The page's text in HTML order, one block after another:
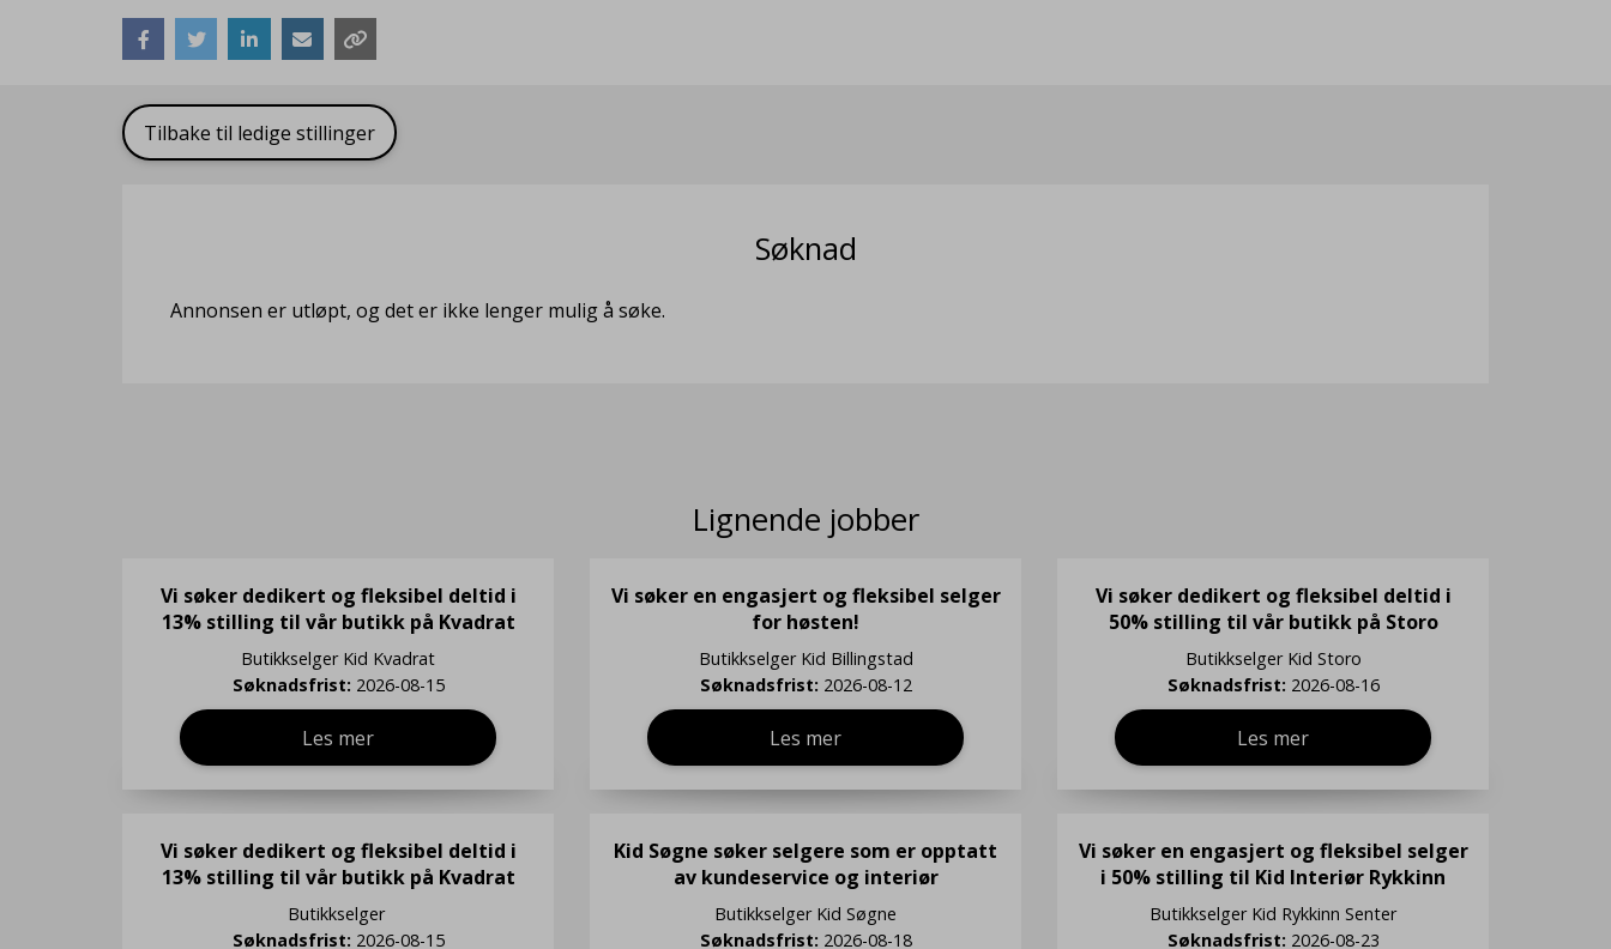
Tilbake til ledige stillinger
Søknad
Annonsen er utløpt, og det er ikke lenger mulig å søke.
Lignende jobber
Vi søker dedikert og fleksibel deltid i
13% stilling til vår butikk på Kvadrat
Butikkselger Kid Kvadrat
Søknadsfrist: 2026-08-15
Les mer
Vi søker en engasjert og fleksibel selger
for høsten!
Butikkselger Kid Billingstad
Søknadsfrist: 2026-08-12
Les mer
Vi søker dedikert og fleksibel deltid i
50% stilling til vår butikk på Storo
Butikkselger Kid Storo
Søknadsfrist: 2026-08-16
Les mer
Vi søker dedikert og fleksibel deltid i
13% stilling til vår butikk på Kvadrat
Butikkselger
Søknadsfrist: 2026-08-15
Kid Søgne søker selgere som er opptatt
av kundeservice og interiør
Butikkselger Kid Søgne
Søknadsfrist: 2026-08-18
Vi søker en engasjert og fleksibel selger
i 50% stilling til Kid Interiør Rykkinn
Butikkselger Kid Rykkinn Senter
Søknadsfrist: 2026-08-23